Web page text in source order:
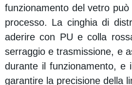
funzionamento del vetro
processo. La cinghia di
aderire con PU e colla
serraggio e trasmissione, e
durante il funzionamento, e
garantire la precisione della